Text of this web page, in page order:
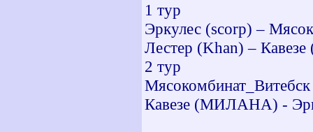
1 тур
Эркулес (scorp) –
Лестер (Khan) –
2 тур
Кавезе (МИЛАНА) -